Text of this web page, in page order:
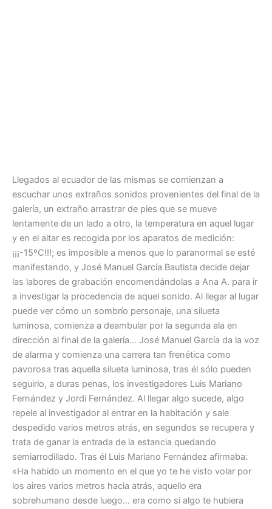
Llegados al ecuador de las mismas se comienzan a
escuchar unos extraños sonidos provenientes del final de la
galería, un extraño arrastrar de pies que se mueve
lentamente de un lado a otro, la temperatura en aquel lugar
y en el altar es recogida por los aparatos de medición:
¡¡¡-15ºC!!!; es imposible a menos que lo paranormal se esté
manifestando, y José Manuel García Bautista decide dejar
las labores de grabación encomendándolas a Ana A. para ir
a investigar la procedencia de aquel sonido. Al llegar al lugar
puede ver cómo un sombrío personaje, una silueta
luminosa, comienza a deambular por la segunda ala en
dirección al final de la galería… José Manuel García da la voz
de alarma y comienza una carrera tan frenética como
pavorosa tras aquella silueta luminosa, tras él sólo pueden
seguirlo, a duras penas, los investigadores Luis Mariano
Fernández y Jordi Fernández. Al llegar algo sucede, algo
repele al investigador al entrar en la habitación y sale
despedido varios metros atrás, en segundos se recupera y
trata de ganar la entrada de la estancia quedando
semiarrodillado. Tras él Luis Mariano Fernández afirmaba:
«Ha habido un momento en el que yo te he visto volar por
los aires varios metros hacia atrás, aquello era
sobrehumano desde luego… era como si algo te hubiera